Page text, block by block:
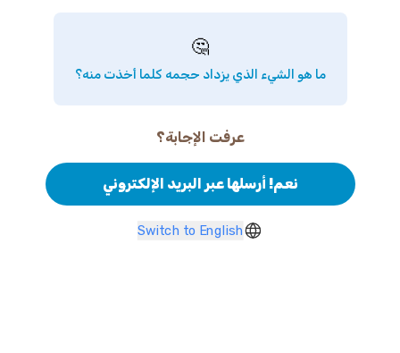
🤔
ما هو الشيء الذي يزداد حجمه كلما أخذت منه؟
عرفت الإجابة؟
نعم! أرسلها عبر البريد الإلكتروني
Switch to English